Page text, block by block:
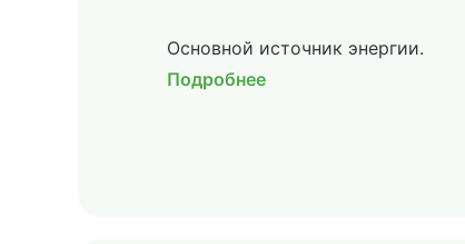
Основной источник энергии.
Подробнее